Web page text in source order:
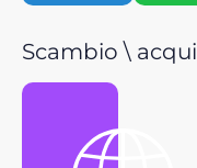
Scambio \